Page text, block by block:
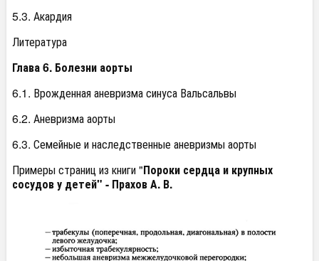
5.3. Акардия
Литература
Глава 6. Болезни аорты
6.1. Врожденная аневризма синуса Вальсальвы
6.2. Аневризма аорты
6.3. Семейные и наследственные аневризмы аорты
Примеры страниц из книги "Пороки сердца и крупных
сосудов у детей" - Прахов А. В.